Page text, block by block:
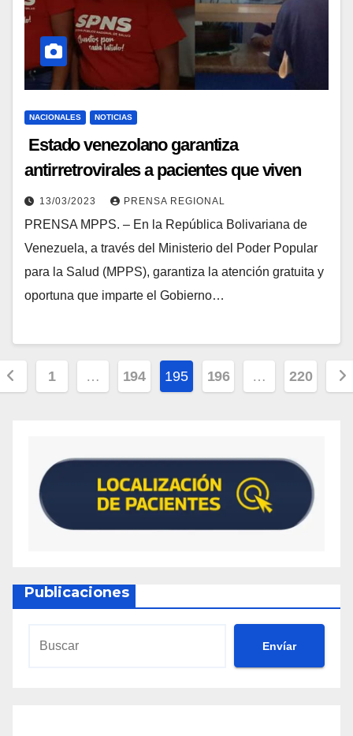
NACIONALES NOTICIAS
Estado venezolano garantiza
antirretrovirales a pacientes que viven
con VIH
13/03/2023 PRENSA REGIONAL
PRENSA MPPS. – En la República Bolivariana de
Venezuela, a través del Ministerio del Poder Popular
para la Salud (MPPS), garantiza la atención gratuita y
oportuna que imparte el Gobierno…
1 … 194 195 196 … 220
Publicaciones
Envíar